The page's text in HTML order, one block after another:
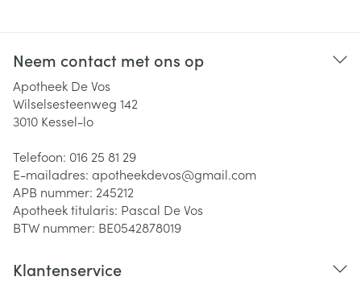
Neem contact met ons op
Apotheek De Vos
Wilselsesteenweg 142
3010 Kessel-lo
Telefoon: 016 25 81 29
E-mailadres: apotheekdevos@gmail.com
APB nummer: 245212
Apotheek titularis: Pascal De Vos
BTW nummer: BE0542878019
Klantenservice